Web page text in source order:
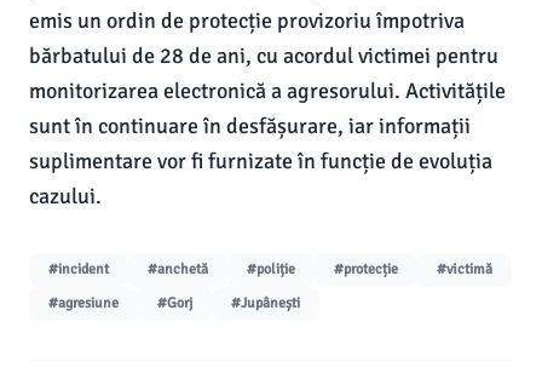
emis un ordin de protecție provizoriu împotriva
bărbatului de 28 de ani, cu acordul victimei pentru
monitorizarea electronică a agresorului. Activitățile
sunt în continuare în desfășurare, iar informații
suplimentare vor fi furnizate în funcție de evoluția
cazului.
#incident #anchetă #poliție #protecție
#victimă
#agresiune
#Gorj #Jupânești